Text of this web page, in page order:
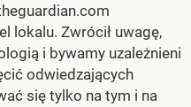
lokalu. Zwrócił uwagę,
i bywamy uzależnieni
odwiedzających
się tylko na tym i na